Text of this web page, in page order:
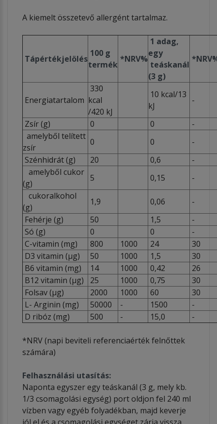
A kiemelt összetevő allergént tartalmaz.
Tápértékjelölés
100 g
termék
*NRV%
1 adag,
egy
teáskanál
(3 g)
Energiatartalom
330
kcal
/420 kJ
10 kcal/13
kJ
-
Zsír (g) 0 0
-
amelyből telített
zsír
0 0
-
Szénhidrát (g)
20 0,6
-
amelyből cukor
(g)
5 0,15
-
cukoralkohol
(g)
1,9 0,06
-
Fehérje (g)
50 1,5
-
Só (g)
0 0
-
C-vitamin (mg)
800 1000 24
30
D3 vitamin (µg)
50 1000 1,5
30
B6 vitamin (mg)
14 1000 0,42
26
B12 vitamin (µg)
25 1000 0,75
30
Folsav (µg)
2000 1000 60
30
L- Arginin (mg)
50000 - 1500
-
D ribóz (mg)
500 - 15,0 -
*NRV (napi beviteli referenciaérték felnőttek
számára)
Felhasználási utasítás:
Naponta egyszer egy teáskanál (3 g, mely kb.
1/3 csomagolási egység) port oldjon fel 240 ml
vízben vagy egyéb folyadékban, majd keverje